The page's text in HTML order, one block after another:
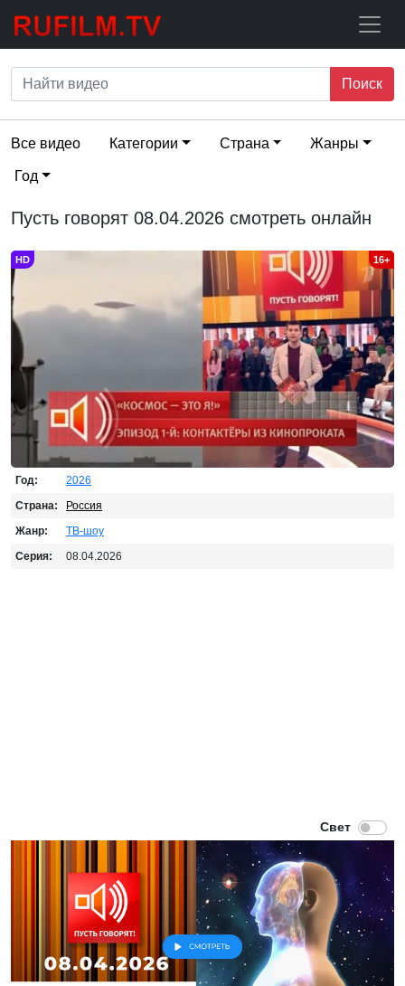
Поиск
Все видео Категории Страна Жанры
Год
Пусть говорят 08.04.2026 смотреть онлайн
HD 16+
Год:
2026
Страна:
Россия
Жанр:
ТВ-шоу
Серия:
08.04.2026